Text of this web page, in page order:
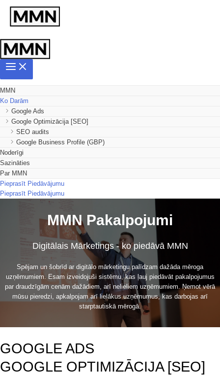
MMN
Ko Darām
Google Ads
Google Optimizācija [SEO]
SEO audits
Google Business Profile (GBP)
Noderīgi
Sazināties
Par MMN
Pieprasīt Piedāvājumu
Pieprasīt Piedāvājumu
MMN Pakalpojumi
Digitālais Mārketings - ko piedāvā MMN
Spējam un šobrīd ar digitālo mārketingu palīdzam dažāda mēroga
uzņēmumiem. Esam izveidojuši sistēmu, kas ļauj piedāvāt pakalpojumus
par draudzīgām cenām dažādiem, arī nelieliem uzņēmumiem. Ņemot vērā
mūsu pieredzi, apkalpojam arī lielākus uzņēmumus, kas darbojas arī
starptautiskā mērogā.
GOOGLE ADS
GOOGLE OPTIMIZĀCIJA [SEO]